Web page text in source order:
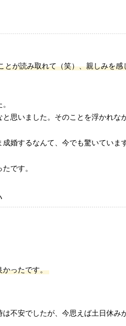
が読み取れて（笑）、親しみを感
思いました。そのことを浮かれな
婚するなんて、今でも驚いていま
です。
かったです。
不安でしたが、今思えば土日休み